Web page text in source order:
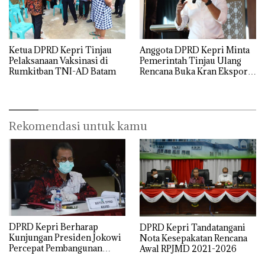
Ketua DPRD Kepri Tinjau
Pelaksanaan Vaksinasi di
Rumkitban TNI-AD Batam
Anggota DPRD Kepri Minta
Pemerintah Tinjau Ulang
Rencana Buka Kran Ekspor
Rekomendasi untuk kamu
DPRD Kepri Berharap
Kunjungan Presiden Jokowi
Percepat Pembangunan
DPRD Kepri Tandatangani
Nota Kesepakatan Rencana
Awal RPJMD 2021-2026